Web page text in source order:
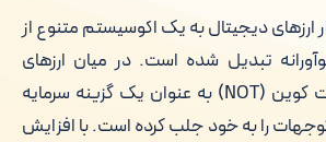
ارزهای دیجیتال به یک اکوسیستم متنوع از
تبدیل شده است. در میان ارزهای
دیجیتال نوظهور، نات کوین (NOT) به عنوان یک گزینه سرمایه
را به خود جلب کرده است. با افزایش